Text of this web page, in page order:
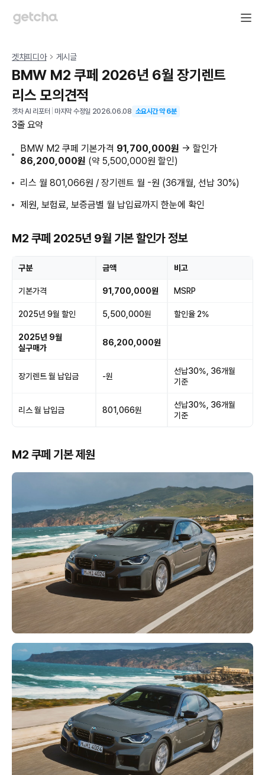
겟차피디아 게시글
BMW M2 쿠페 2026년 6월 장기렌트
리스 모의견적
겟차 AI 리포터 마지막 수정일 2026.06.08 소요시간 약6분
3줄 요약
BMW M2 쿠페 기본가격 91,700,000원 → 할인가
86,200,000원 (약 5,500,000원 할인)
리스 월 801,066원 / 장기렌트 월 -원 (36개월, 선납 30%)
제원, 보험료, 보증금별 월 납입료까지 한눈에 확인
M2 쿠페 2025년 9월 기본 할인가 정보
구분 금액 비고
기본가격 91,700,000원 MSRP
2025년 9월 할인 5,500,000원 할인율 2%
2025년 9월
실구매가
86,200,000원
장기렌트 월 납입금 -원
선납30%, 36개월
기준
리스 월 납입금 801,066원
선납30%, 36개월
기준
M2 쿠페 기본 제원